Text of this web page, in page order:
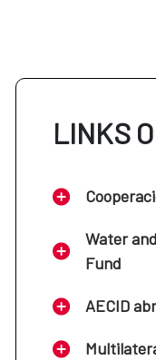
LINKS
Water
Fund
AECID